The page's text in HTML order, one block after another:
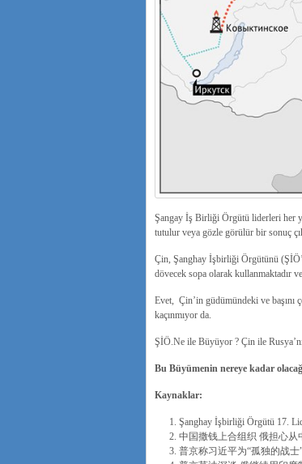
Şangay İş Birliği Örgütü liderleri her
tutulur veya gözle görülür bir sonuç
Çin, Şanghay İşbirliği Örgütünü
dövecek sopa olarak kullanmaktadır
Evet, Çin’in güdümündeki ve başını
kaçınmıyor da.
ŞİÖ.Ne ile Büyüyor ? Çin ile
Bu Büyümenin nereye kadar
Kaynaklar:
Şanghay İşbirliği Örgütü 17.
中国撒钱上合组织 俄担心从
普京称习近平为“孤独的战士